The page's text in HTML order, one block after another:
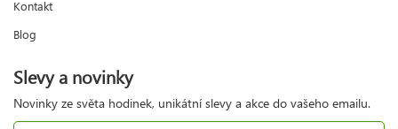
Kontakt
Blog
Slevy a novinky
Novinky ze světa hodinek, unikátní slevy a akce do vašeho emailu.